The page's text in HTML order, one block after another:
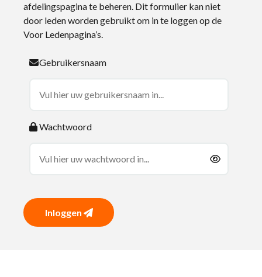
afdelingspagina te beheren. Dit formulier kan niet
door leden worden gebruikt om in te loggen op de
Voor Ledenpagina’s.
Gebruikersnaam
Wachtwoord
Inloggen